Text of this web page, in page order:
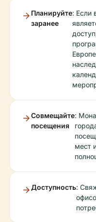
Планируйте
заранее
: Если
Совмещайте
посещения
:
мест
Доступность: